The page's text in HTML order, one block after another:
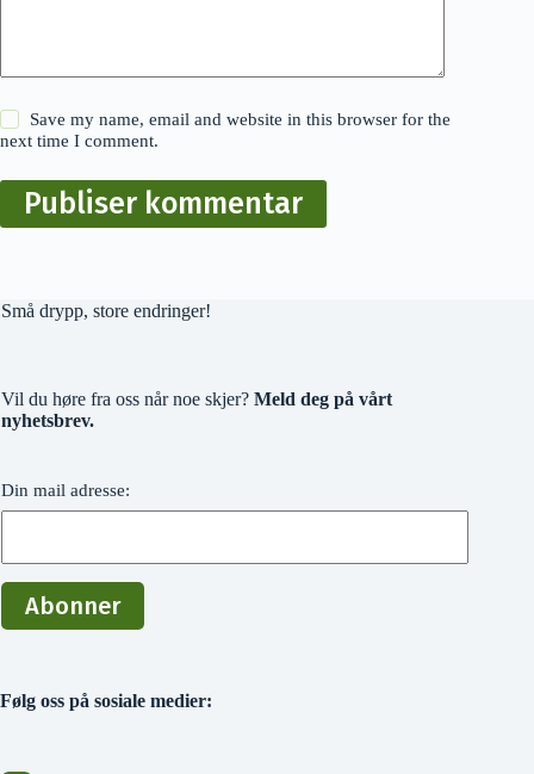
Save my name, email and website in this browser for the
next time I comment.
Publiser kommentar
Små drypp, store endringer!
Vil du høre fra oss når noe skjer? Meld deg på vårt
nyhetsbrev.
Din mail adresse:
Følg oss på sosiale medier: